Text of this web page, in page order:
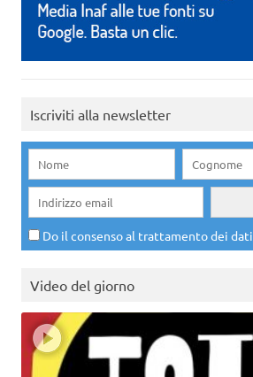
Iscriviti alla newsletter
Do il consenso al trattamento dei dati
Video del giorno